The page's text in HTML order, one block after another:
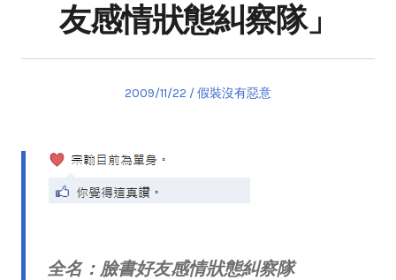
友感情狀態糾察隊」
Posted
2009/11/22
Posted
假裝沒有惡意
全名：臉書好友感情狀態糾察隊